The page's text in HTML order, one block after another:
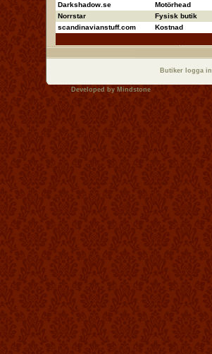
Darkshadow.se
Motörhead
Norrstar
Fysisk butik
scandinavianstuff.com
Kostnad
Butiker logga in
Developed by Mindstone